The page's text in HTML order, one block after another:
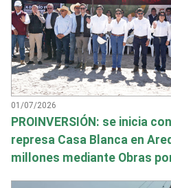
01/07/2026
PROINVERSIÓN: se inicia
represa Casa Blanca en
millones mediante Obras